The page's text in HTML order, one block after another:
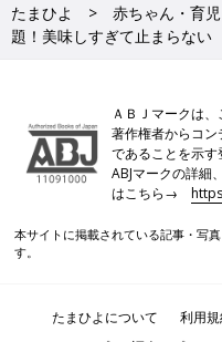
たまひよ 赤ちゃん・育児
題！美味しすぎて止まらない
ＡＢＪマークは、
著作権者からコ
であることを示す
ABJマークの詳細
はこちら→
本サイトに掲載されている記事・写
す。
たまひよについて 利用